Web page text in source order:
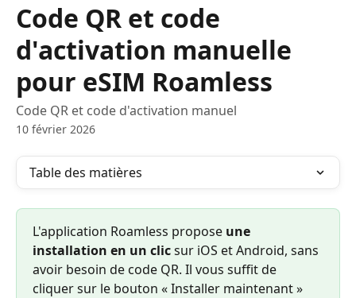
Code QR et code
d'activation manuelle
pour eSIM Roamless
Code QR et code d'activation manuel
10 février 2026
Table des matières
L'application Roamless propose une
installation en un clic sur iOS et Android, sans
avoir besoin de code QR. Il vous suffit de
cliquer sur le bouton « Installer maintenant »